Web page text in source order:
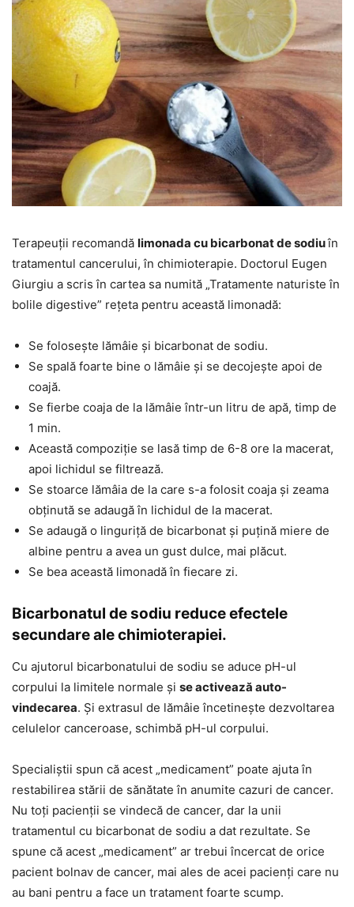
Terapeuții recomandă limonada cu bicarbonat de sodiuîn
tratamentul cancerului, în chimioterapie. Doctorul Eugen
Giurgiu a scris în cartea sa numită „Tratamente naturiste în
bolile digestive” rețeta pentru această limonadă:
Se folosește lămâie și bicarbonat de sodiu.
Se spală foarte bine o lămâie și se decojește apoi de
coajă.
Se fierbe coaja de la lămâie într-un litru de apă, timp de
1 min.
Această compoziție se lasă timp de 6-8 ore la macerat,
apoi lichidul se filtrează.
Se stoarce lămâia de la care s-a folosit coaja și zeama
obținută se adaugă în lichidul de la macerat.
Se adaugă o linguriță de bicarbonat și puțină miere de
albine pentru a avea un gust dulce, mai plăcut.
Se bea această limonadă în fiecare zi.
Bicarbonatul de sodiu reduce efectele
secundare ale chimioterapiei.
Cu ajutorul bicarbonatului de sodiu se aduce pH-ul
corpului la limitele normale și se activează auto-
vindecarea. Și extrasul de lămâie încetinește dezvoltarea
celulelor canceroase, schimbă pH-ul corpului.
Specialiștii spun că acest „medicament” poate ajuta în
restabilirea stării de sănătate în anumite cazuri de cancer.
Nu toți pacienții se vindecă de cancer, dar la unii
tratamentul cu bicarbonat de sodiu a dat rezultate. Se
spune că acest „medicament” ar trebui încercat de orice
pacient bolnav de cancer, mai ales de acei pacienți care nu
au bani pentru a face un tratament foarte scump.